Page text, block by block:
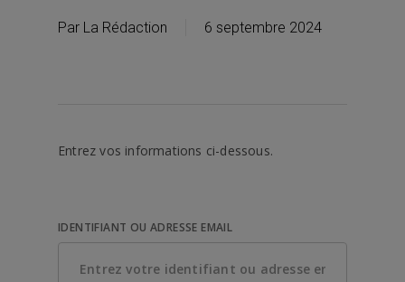
Par La Rédaction 6 septembre 2024
Entrez vos informations ci-dessous.
IDENTIFIANT OU ADRESSE EMAIL